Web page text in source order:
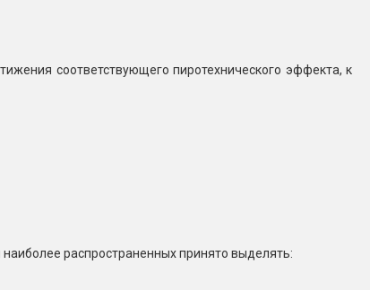
соответствующего пиротехнического эффекта, к
распространенных принято выделять: